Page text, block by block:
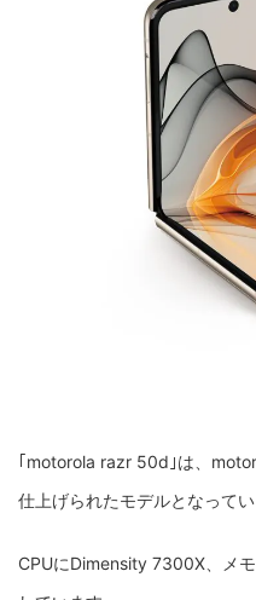
｢motorola razr 50d｣は、
仕上げられたモデルとなってい
CPUにDimensity 7300X、メ